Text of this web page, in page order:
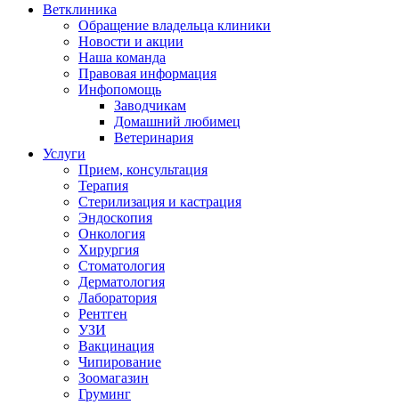
Ветклиника
Обращение владельца клиники
Новости и акции
Наша команда
Правовая информация
Инфопомощь
Заводчикам
Домашний любимец
Ветеринария
Услуги
Прием, консультация
Терапия
Стерилизация и кастрация
Эндоскопия
Онкология
Хирургия
Стоматология
Дерматология
Лаборатория
Рентген
УЗИ
Вакцинация
Чипирование
Зоомагазин
Груминг